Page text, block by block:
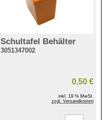
Schultafel Behälter
3051347002
0,50 €
inkl. 19 % MwSt.
zzgl. Versandkosten